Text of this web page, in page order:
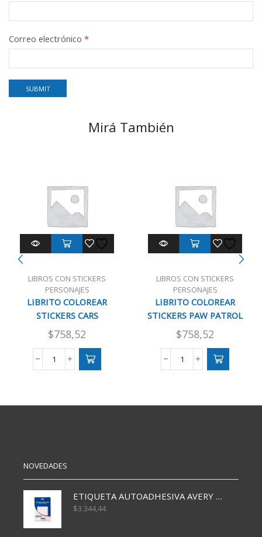
Correo electrónico *
Mirá También
LIBROS CON STICKERS
PERSONAJES
LIBRITO COLOREAR
STICKERS CARS
$758,52
LIBRITO
cantidad
LIBROS CON STICKERS
PERSONAJES
LIBRITO COLOREAR
STICKERS PAW PATROL
$758,52
LIBRITO
PATROL
NOVEDADES
ETIQUETA AUTOADHESIVA AVERY 3026 30H 20 X 70
$3.344,44